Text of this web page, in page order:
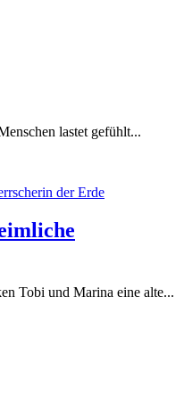
lastet gefühlt...
Tobi und Marina eine alte...